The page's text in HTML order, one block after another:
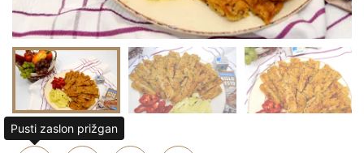
Pusti zaslon prižgan